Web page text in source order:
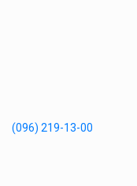
(096) 219-13-00